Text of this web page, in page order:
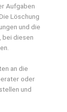
Aufgaben
Löschung
und die
bei diesen
an die
oder
und